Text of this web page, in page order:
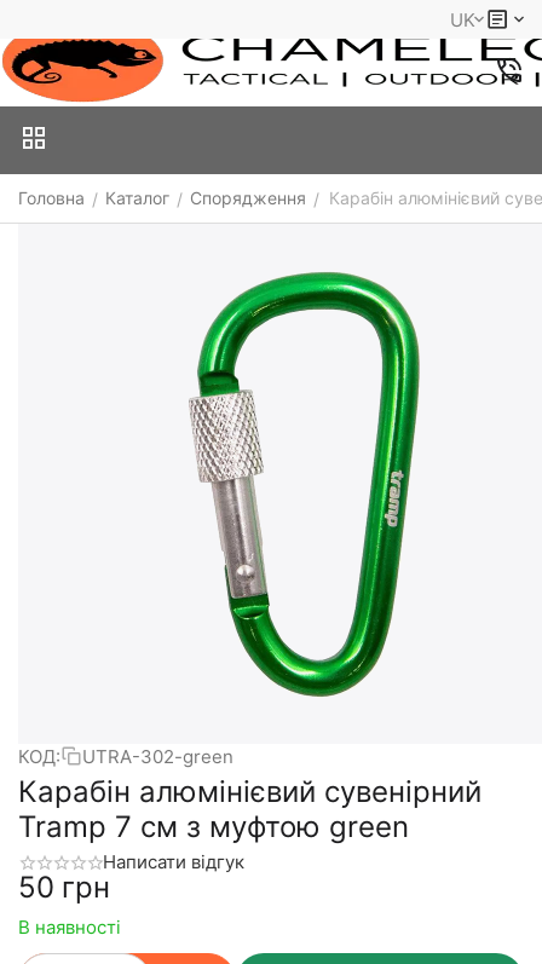
UK
Головна / Каталог / Спорядження / Карабін алюмінієвий
КОД: UTRA-302-green
Карабін алюмінієвий сувенірний
Tramp 7 см з муфтою green
Написати відгук
‍50‍ грн
В наявності